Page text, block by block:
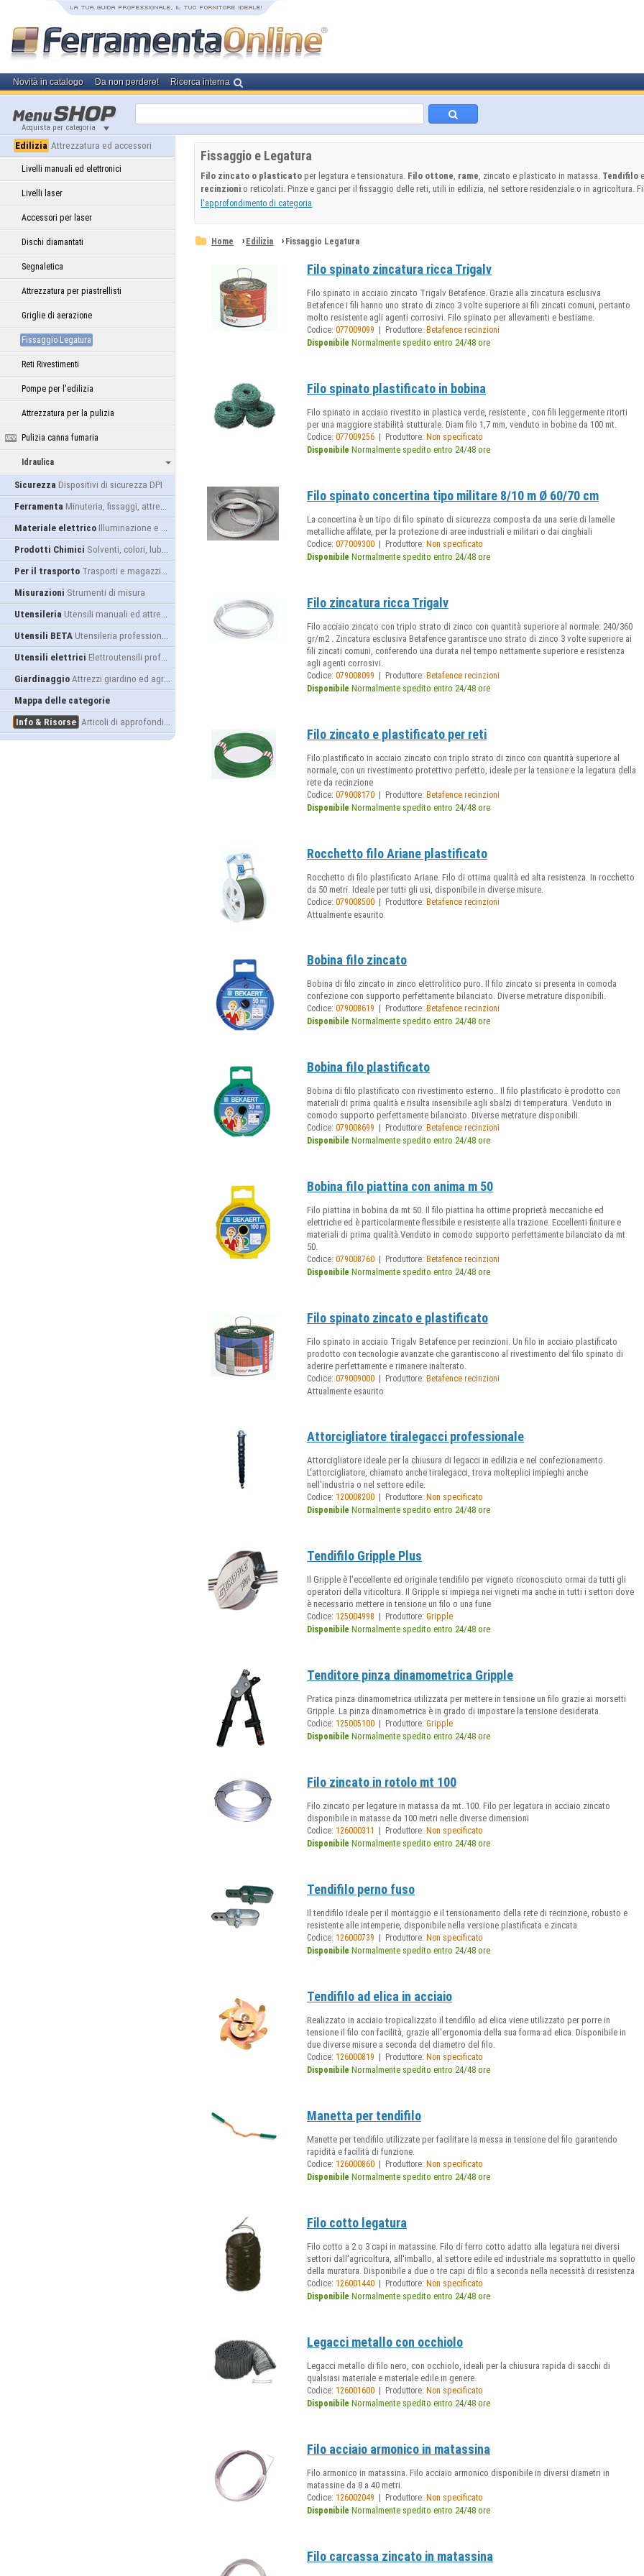
Novità in catalogo Da non perdere! Ricerca interna
Acquista per categoria
Edilizia Attrezzatura ed accessori
Livelli manuali ed elettronici
Livelli laser
Accessori per laser
Dischi diamantati
Segnaletica
Attrezzatura per piastrellisti
Griglie di aerazione
Fissaggio Legatura
Reti Rivestimenti
Pompe per l'edilizia
Attrezzatura per la pulizia
Pulizia canna fumaria
Idraulica
Sicurezza Dispositivi di sicurezza DPI
Ferramenta Minuteria, fissaggi, attrezzatura
Materiale elettrico Illuminazione e alimentazione
Prodotti Chimici Solventi, colori, lubrificanti...
Per il trasporto Trasporti e magazzino
Misurazioni Strumenti di misura
Utensileria Utensili manuali ed attrezzature
Utensili BETA Utensileria professionale
Utensili elettrici Elettroutensili professionali
Giardinaggio Attrezzi giardino ed agricoltura
Mappa delle categorie
Info & Risorse Articoli di approfondimento
Fissaggio e Legatura
Filo zincato o plasticato per legatura e tensionatura. Filo ottone, rame, zincato e plasticato in matassa. Tendifilo
recinzioni o reticolati. Pinze e ganci per il fissaggio delle reti, utili in edilizia, nel settore residenziale o in agricoltura.
l'approfondimento di categoria
Home › Edilizia › Fissaggio Legatura
Filo spinato zincatura ricca Trigalv
Filo spinato in acciaio zincato Trigalv Betafence. Grazie alla zincatura esclusiva
Betafence i fili hanno uno strato di zinco 3 volte superiore ai fili zincati comuni, pertanto
molto resistente agli agenti corrosivi. Filo spinato per allevamenti e bestiame.
Codice:077009099 | Produttore: Betafence recinzioni
Disponibile Normalmente spedito entro 24/48 ore
Filo spinato plastificato in bobina
Filo spinato in acciaio rivestito in plastica verde, resistente , con fili leggermente ritorti
per una maggiore stabilità stutturale. Diam filo 1,7 mm, venduto in bobine da 100 mt.
Codice:077009256 | Produttore: Non specificato
Disponibile Normalmente spedito entro 24/48 ore
Filo spinato concertina tipo militare 8/10 m Ø 60/70 cm
La concertina è un tipo di filo spinato di sicurezza composta da una serie di lamelle
metalliche affilate, per la protezione di aree industriali e militari o dai cinghiali
Codice:077009300 | Produttore: Non specificato
Disponibile Normalmente spedito entro 24/48 ore
Filo zincatura ricca Trigalv
Filo acciaio zincato con triplo strato di zinco con quantità superiore al normale: 240/360
gr/m2 . Zincatura esclusiva Betafence garantisce uno strato di zinco 3 volte superiore ai
fili zincati comuni, conferendo una durata nel tempo nettamente superiore e resistenza
agli agenti corrosivi.
Codice:079008099 | Produttore: Betafence recinzioni
Disponibile Normalmente spedito entro 24/48 ore
Filo zincato e plastificato per reti
Filo plastificato in acciaio zincato con triplo strato di zinco con quantità superiore al
normale, con un rivestimento protettivo perfetto, ideale per la tensione e la legatura della
rete da recinzione
Codice:079008170 | Produttore: Betafence recinzioni
Disponibile Normalmente spedito entro 24/48 ore
Rocchetto filo Ariane plastificato
Rocchetto di filo plastificato Ariane. Filo di ottima qualità ed alta resistenza. In rocchetto
da 50 metri. Ideale per tutti gli usi, disponibile in diverse misure.
Codice:079008500 | Produttore: Betafence recinzioni
Attualmente esaurito
Bobina filo zincato
Bobina di filo zincato in zinco elettrolitico puro. Il filo zincato si presenta in comoda
confezione con supporto perfettamente bilanciato. Diverse metrature disponibili.
Codice:079008619 | Produttore: Betafence recinzioni
Disponibile Normalmente spedito entro 24/48 ore
Bobina filo plastificato
Bobina di filo plastificato con rivestimento esterno.. Il filo plastificato è prodotto con
materiali di prima qualità e risulta insensibile agli sbalzi di temperatura. Venduto in
comodo supporto perfettamente bilanciato. Diverse metrature disponibili.
Codice:079008699 | Produttore: Betafence recinzioni
Disponibile Normalmente spedito entro 24/48 ore
Bobina filo piattina con anima m 50
Filo piattina in bobina da mt 50. Il filo piattina ha ottime proprietà meccaniche ed
elettriche ed è particolarmente flessibile e resistente alla trazione. Eccellenti finiture e
materiali di prima qualità.Venduto in comodo supporto perfettamente bilanciato da mt
50.
Codice:079008760 | Produttore: Betafence recinzioni
Disponibile Normalmente spedito entro 24/48 ore
Filo spinato zincato e plastificato
Filo spinato in acciaio Trigalv Betafence per recinzioni. Un filo in acciaio plastificato
prodotto con tecnologie avanzate che garantiscono al rivestimento del filo spinato di
aderire perfettamente e rimanere inalterato.
Codice:079009000 | Produttore: Betafence recinzioni
Attualmente esaurito
Attorcigliatore tiralegacci professionale
Attorcigliatore ideale per la chiusura di legacci in edilizia e nel confezionamento.
L'attorcigliatore, chiamato anche tiralegacci, trova molteplici impieghi anche
nell'industria o nel settore edile.
Codice: 120008200 | Produttore: Non specificato
Disponibile Normalmente spedito entro 24/48 ore
Tendifilo Gripple Plus
Il Gripple è l'eccellente ed originale tendifilo per vigneto riconosciuto ormai da tutti gli
operatori della viticoltura. Il Gripple si impiega nei vigneti ma anche in tutti i settori dove
è necessario mettere in tensione un filo o una fune
Codice: 125004998 | Produttore:Gripple
Disponibile Normalmente spedito entro 24/48 ore
Tenditore pinza dinamometrica Gripple
Pratica pinza dinamometrica utilizzata per mettere in tensione un filo grazie ai morsetti
Gripple. La pinza dinamometrica è in grado di impostare la tensione desiderata.
Codice: 125005100 | Produttore:Gripple
Disponibile Normalmente spedito entro 24/48 ore
Filo zincato in rotolo mt 100
Filo zincato per legature in matassa da mt. 100. Filo per legatura in acciaio zincato
disponibile in matasse da 100 metri nelle diverse dimensioni
Codice: 126000311 | Produttore: Non specificato
Disponibile Normalmente spedito entro 24/48 ore
Tendifilo perno fuso
Il tendifilo ideale per il montaggio e il tensionamento della rete di recinzione, robusto e
resistente alle intemperie, disponibile nella versione plastificata e zincata
Codice: 126000739 | Produttore: Non specificato
Disponibile Normalmente spedito entro 24/48 ore
Tendifilo ad elica in acciaio
Realizzato in acciaio tropicalizzato il tendifilo ad elica viene utilizzato per porre in
tensione il filo con facilità, grazie all'ergonomia della sua forma ad elica. Disponibile in
due diverse misure a seconda del diametro del filo.
Codice: 126000819 | Produttore: Non specificato
Disponibile Normalmente spedito entro 24/48 ore
Manetta per tendifilo
Manette per tendifilo utilizzate per facilitare la messa in tensione del filo garantendo
rapidità e facilità di funzione.
Codice: 126000860 | Produttore: Non specificato
Disponibile Normalmente spedito entro 24/48 ore
Filo cotto legatura
Filo cotto a 2 o 3 capi in matassine. Filo di ferro cotto adatto alla legatura nei diversi
settori dall'agricoltura, all'imballo, al settore edile ed industriale ma soprattutto in quello
della muratura. Disponibile a due o tre capi di filo a seconda nella necessità di resistenza
Codice: 126001440 | Produttore: Non specificato
Disponibile Normalmente spedito entro 24/48 ore
Legacci metallo con occhiolo
Legacci metallo di filo nero, con occhiolo, ideali per la chiusura rapida di sacchi di
qualsiasi materiale e materiale edile in genere.
Codice: 126001600 | Produttore: Non specificato
Disponibile Normalmente spedito entro 24/48 ore
Filo acciaio armonico in matassina
Filo armonico in matassina. Filo acciaio armonico disponibile in diversi diametri in
matassine da 8 a 40 metri.
Codice: 126002049 | Produttore: Non specificato
Disponibile Normalmente spedito entro 24/48 ore
Filo carcassa zincato in matassina